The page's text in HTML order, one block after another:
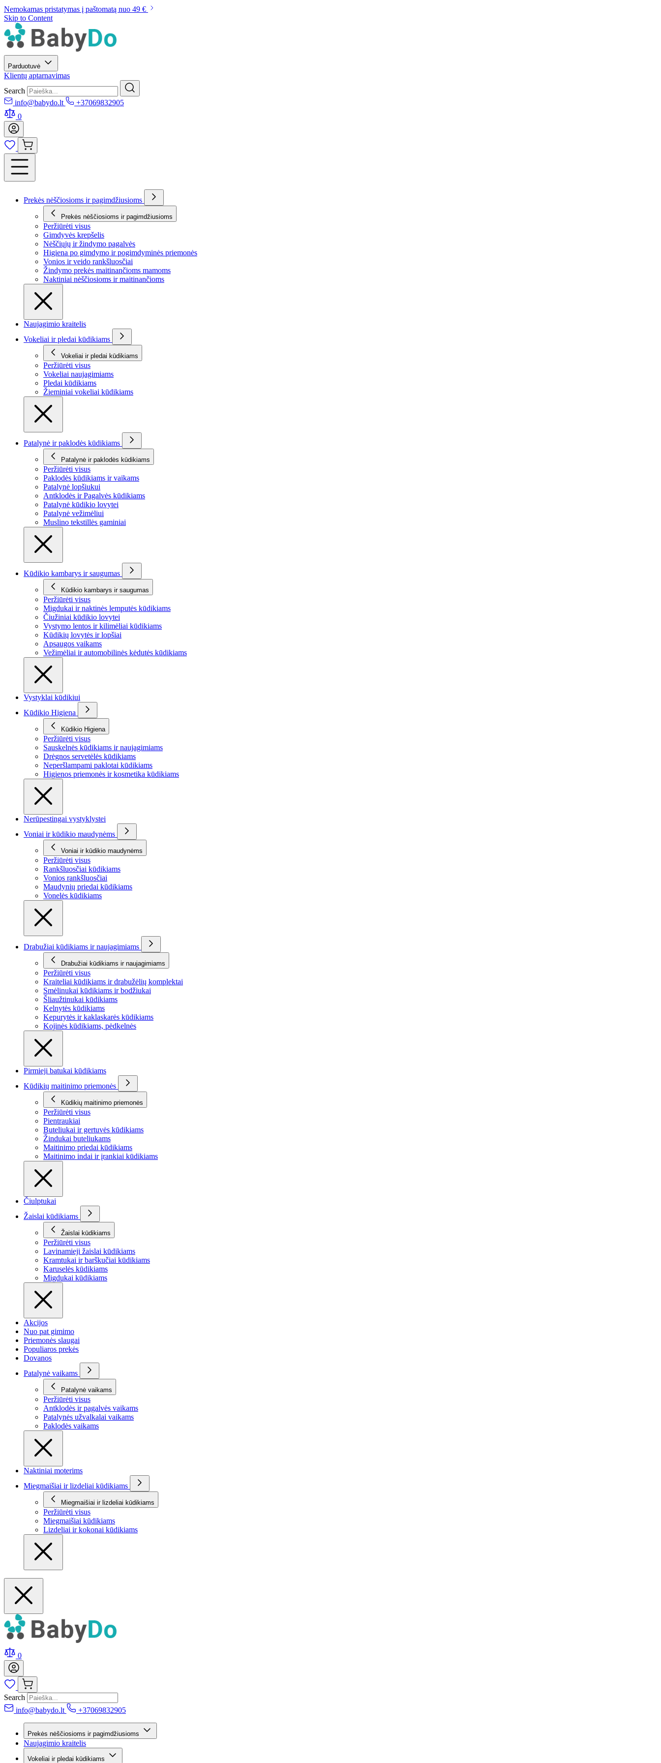
Nemokamas pristatymas į paštomatą nuo 49 €
Skip to Content
Parduotuvė
Klientų aptarnavimas
Search
info@babydo.lt
+37069832905
0
Prekės nėščiosioms ir pagimdžiusioms
Prekės nėščiosioms ir pagimdžiusioms
Peržiūrėti visus
Gimdyvės krepšelis
Nėščiųjų ir žindymo pagalvės
Higiena po gimdymo ir pogimdyminės priemonės
Vonios ir veido rankšluosčiai
Žindymo prekės maitinančioms mamoms
Naktiniai nėščiosioms ir maitinančioms
Naujagimio kraitelis
Vokeliai ir pledai kūdikiams
Vokeliai ir pledai kūdikiams
Peržiūrėti visus
Vokeliai naujagimiams
Pledai kūdikiams
Žieminiai vokeliai kūdikiams
Patalynė ir paklodės kūdikiams
Patalynė ir paklodės kūdikiams
Peržiūrėti visus
Paklodės kūdikiams ir vaikams
Patalynė lopšiukui
Antklodės ir Pagalvės kūdikiams
Patalynė kūdikio lovytei
Patalynė vežimėliui
Muslino tekstillės gaminiai
Kūdikio kambarys ir saugumas
Kūdikio kambarys ir saugumas
Peržiūrėti visus
Migdukai ir naktinės lemputės kūdikiams
Čiužiniai kūdikio lovytei
Vystymo lentos ir kilimėliai kūdikiams
Kūdikių lovytės ir lopšiai
Apsaugos vaikams
Vežimėliai ir automobilinės kėdutės kūdikiams
Vystyklai kūdikiui
Kūdikio Higiena
Kūdikio Higiena
Peržiūrėti visus
Sauskelnės kūdikiams ir naujagimiams
Drėgnos servetėlės kūdikiams
Neperšlampami paklotai kūdikiams
Higienos priemonės ir kosmetika kūdikiams
Nerūpestingai vystyklystei
Voniai ir kūdikio maudynėms
Voniai ir kūdikio maudynėms
Peržiūrėti visus
Rankšluosčiai kūdikiams
Vonios rankšluosčiai
Maudynių priedai kūdikiams
Vonelės kūdikiams
Drabužiai kūdikiams ir naujagimiams
Drabužiai kūdikiams ir naujagimiams
Peržiūrėti visus
Kraiteliai kūdikiams ir drabužėlių komplektai
Smėlinukai kūdikiams ir bodžiukai
Šliaužtinukai kūdikiams
Kelnytės kūdikiams
Kepurytės ir kaklaskarės kūdikiams
Kojinės kūdikiams, pėdkelnės
Pirmieji batukai kūdikiams
Kūdikių maitinimo priemonės
Kūdikių maitinimo priemonės
Peržiūrėti visus
Pientraukiai
Buteliukai ir gertuvės kūdikiams
Žindukai buteliukams
Maitinimo priedai kūdikiams
Maitinimo indai ir įrankiai kūdikiams
Čiulptukai
Žaislai kūdikiams
Žaislai kūdikiams
Peržiūrėti visus
Lavinamieji žaislai kūdikiams
Kramtukai ir barškučiai kūdikiams
Karuselės kūdikiams
Migdukai kūdikiams
Akcijos
Nuo pat gimimo
Priemonės slaugai
Populiaros prekės
Dovanos
Patalynė vaikams
Patalynė vaikams
Peržiūrėti visus
Antklodės ir pagalvės vaikams
Patalynės užvalkalai vaikams
Paklodės vaikams
Naktiniai moterims
Miegmaišiai ir lizdeliai kūdikiams
Miegmaišiai ir lizdeliai kūdikiams
Peržiūrėti visus
Miegmaišiai kūdikiams
Lizdeliai ir kokonai kūdikiams
0
Search
info@babydo.lt
+37069832905
Prekės nėščiosioms ir pagimdžiusioms
Naujagimio kraitelis
Vokeliai ir pledai kūdikiams